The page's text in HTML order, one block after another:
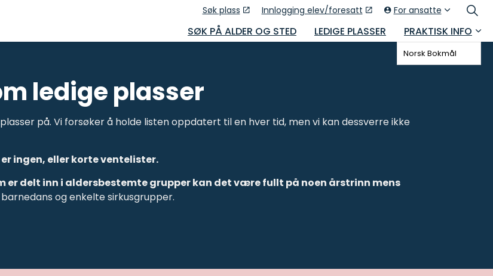
SØK PÅ ALDER OG STED LEDIGE PLASSER PRAKTISK INFO
Søk plass Innlogging elev/foresatt For ansatte
ledige plasser
på. Vi forsøker å holde listen oppdatert til en hver tid, men vi kan dessverre ikke
ingen, eller korte ventelister.
er delt inn i aldersbestemte grupper kan det være fullt på noen årstrinn mens
og enkelte sirkusgrupper.
Norsk Bokmål